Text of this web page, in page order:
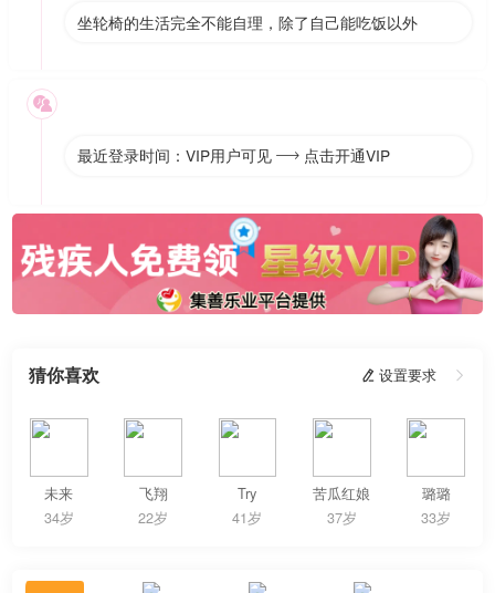
坐轮椅的生活完全不能自理，除了自己能吃饭以外

最近登录时间：VIP用户可见  点击开通VIP
猜你喜欢  设置要求 
未来
34岁
飞翔
22岁
Try
41岁
苦瓜红娘
37岁
璐璐
33岁